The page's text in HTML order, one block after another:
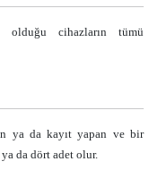
cihazların tümü
ya da kayıt yapan ve bir
da dört adet olur.